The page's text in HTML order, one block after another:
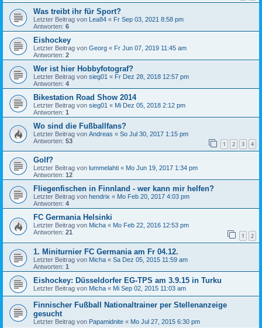
Was treibt ihr für Sport?
Letzter Beitrag von Lea84 « Fr Sep 03, 2021 8:58 pm
Antworten: 6
Eishockey
Letzter Beitrag von Georg « Fr Jun 07, 2019 11:45 am
Antworten: 2
Wer ist hier Hobbyfotograf?
Letzter Beitrag von sieg01 « Fr Dez 28, 2018 12:57 pm
Antworten: 4
Bikestation Road Show 2014
Letzter Beitrag von sieg01 « Mi Dez 05, 2018 2:12 pm
Antworten: 1
Wo sind die Fußballfans?
Letzter Beitrag von Andreas « So Jul 30, 2017 1:15 pm
Antworten: 53 1 2 3 4
Golf?
Letzter Beitrag von lummelahti « Mo Jun 19, 2017 1:34 pm
Antworten: 12
Fliegenfischen in Finnland - wer kann mir helfen?
Letzter Beitrag von hendrix « Mo Feb 20, 2017 4:03 pm
Antworten: 4
FC Germania Helsinki
Letzter Beitrag von Micha « Mo Feb 22, 2016 12:53 pm
Antworten: 21 1 2
1. Miniturnier FC Germania am Fr 04.12.
Letzter Beitrag von Micha « Sa Dez 05, 2015 11:59 am
Antworten: 1
Eishockey: Düsseldorfer EG-TPS am 3.9.15 in Turku
Letzter Beitrag von Micha « Mi Sep 02, 2015 11:03 am
Finnischer Fußball Nationaltrainer per Stellenanzeige
gesucht
Letzter Beitrag von Papamidnite « Mo Jul 27, 2015 6:30 pm